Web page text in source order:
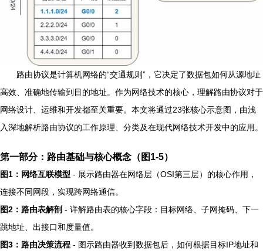
路由协议是计算机网络的“交通规则”，它决定了数据包如何从源地址
高效、准确地传输到目的地址。作为网络技术的核心，理解路由协议对于
网络设计、运维和开发都至关重要。本文将通过23张核心示意图，由浅
入深地解析路由协议的工作原理、分类及在现代网络技术开发中的应用。
第一部分：路由基础与核心概念（图1-5）
图1：网络互联模型 - 展示路由器在网络层（OSI第三层）的核心作用，
连接不同网段，实现跨网络通信。
图2：路由表解剖 - 详解路由表的核心字段：目标网络、子网掩码、下一
跳地址、出接口和度量值。
图3：路由决策流程 - 图示路由器收到数据包后，如何根据目标IP地址和